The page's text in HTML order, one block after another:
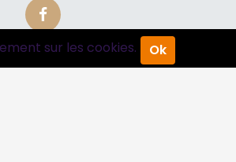
sur les cookies. Ok